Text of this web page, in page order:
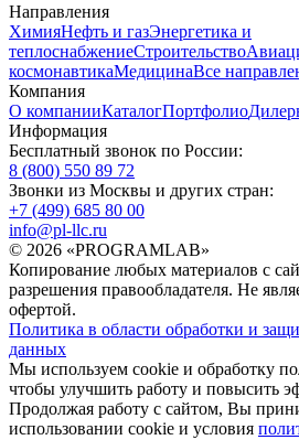
Направления
ХимияНефть и газЭнергетика и
теплоснабжениеСтроительство
космонавтикаМедицинаВсе
Компания
О компанииКаталогПортфолио
Информация
Бесплатный звонок по России:
8 (800) 550 89 72
Звонки из Москвы и других стран:
+7 (499) 685 80 00
info@pl-llc.ru
© 2026 «PROGRAMLAB»
Копирование любых материалов с
разрешения правообладателя. Не
офертой.
Политика в области обработки и
данных
Мы используем cookie и обработку
чтобы улучшить работу и повысить
Продолжая работу с сайтом, Вы
использовании cookie и условия